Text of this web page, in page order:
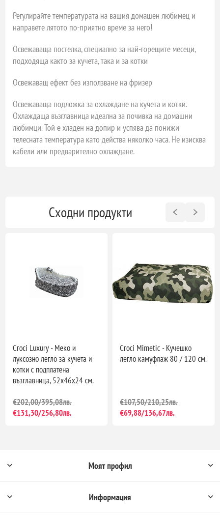
Регулирайте температурата на вашия домашен любимец и
направете лятото по-приятно време за него!
Освежаваща постелка, специално за най-горещите месеци,
подходяща както за кучета, така и за котки
Освежаващ ефект без използване на фризер
Освежаваща подложка за охлаждане на кучета и котки.
Охлаждаща възглавница идеална за почивка на домашни
любимци. Той е хладен на допир и успява да понижи
телесната температура като действа няколко часа. Не изисква
кабели или предварително охлаждане.
Сходни продукти
Croci Luxury - Меко и
луксозно легло за кучета и
котки с подплатена
възглавница, 52x46x24 см.
€202,00/395,08лв.
€131,30/256,80лв.
Croci Mimetic - Кучешко
легло камуфлаж 80 / 120 см.
€107,50/210,25лв.
€69,88/136,67лв.
Моят профил
Информация